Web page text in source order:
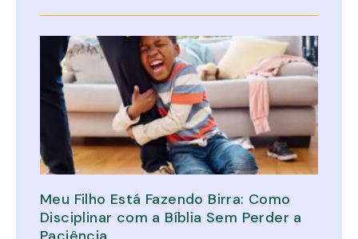
Meu Filho Está Fazendo Birra: Como
Disciplinar com a Bíblia Sem Perder a